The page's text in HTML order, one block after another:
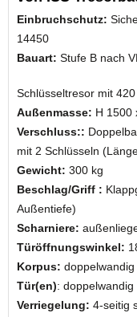
Einbruchschutz:
14450
Bauart: Stufe B nach
Schlüsseltresor mit
Außenmasse: H 1500
Verschluss::
mit 2 Schlüsseln
Gewicht: 300 kg
Beschlag/Griff :
Außentiefe)
Scharniere:
Türöffnungswinkel:
Korpus:
Tür(en):
Verriegelung: 4-seitig